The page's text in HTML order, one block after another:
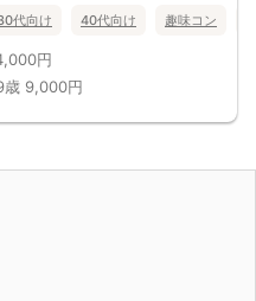
代向け 40代向け 趣味コン
円
歳 9,000円